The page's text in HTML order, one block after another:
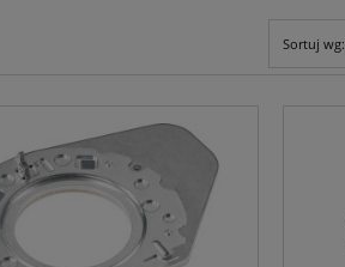
Sortuj wg: